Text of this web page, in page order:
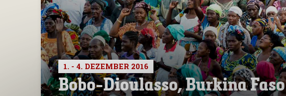
1. - 4. DEZEMBER 2016
Bobo-Dioulasso, Burkina Faso